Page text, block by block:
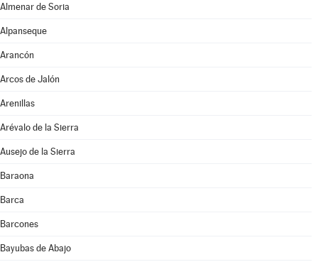
Almenar de Soria
Alpanseque
Arancón
Arcos de Jalón
Arenillas
Arévalo de la Sierra
Ausejo de la Sierra
Baraona
Barca
Barcones
Bayubas de Abajo